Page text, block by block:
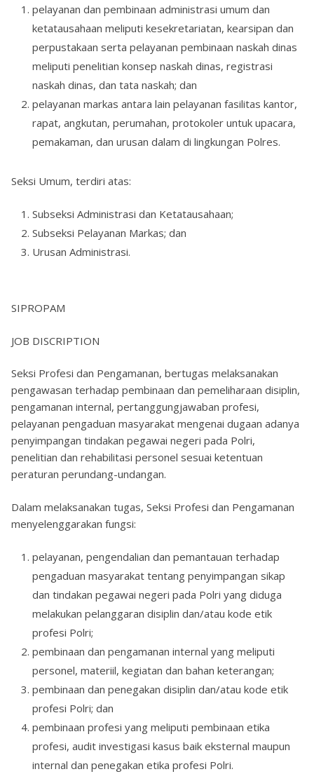
pelayanan dan pembinaan administrasi umum dan
ketatausahaan meliputi kesekretariatan, kearsipan dan
perpustakaan serta pelayanan pembinaan naskah dinas
meliputi penelitian konsep naskah dinas, registrasi
naskah dinas, dan tata naskah; dan
pelayanan markas antara lain pelayanan fasilitas kantor,
rapat, angkutan, perumahan, protokoler untuk upacara,
pemakaman, dan urusan dalam di lingkungan Polres.
Seksi Umum, terdiri atas:
Subseksi Administrasi dan Ketatausahaan;
Subseksi Pelayanan Markas; dan
Urusan Administrasi.
SIPROPAM
JOB DISCRIPTION
Seksi Profesi dan Pengamanan, bertugas melaksanakan
pengawasan terhadap pembinaan dan pemeliharaan disiplin,
pengamanan internal, pertanggungjawaban profesi,
pelayanan pengaduan masyarakat mengenai dugaan adanya
penyimpangan tindakan pegawai negeri pada Polri,
penelitian dan rehabilitasi personel sesuai ketentuan
peraturan perundang-undangan.
Dalam melaksanakan tugas, Seksi Profesi dan Pengamanan
menyelenggarakan fungsi:
pelayanan, pengendalian dan pemantauan terhadap
pengaduan masyarakat tentang penyimpangan sikap
dan tindakan pegawai negeri pada Polri yang diduga
melakukan pelanggaran disiplin dan/atau kode etik
profesi Polri;
pembinaan dan pengamanan internal yang meliputi
personel, materiil, kegiatan dan bahan keterangan;
pembinaan dan penegakan disiplin dan/atau kode etik
profesi Polri; dan
pembinaan profesi yang meliputi pembinaan etika
profesi, audit investigasi kasus baik eksternal maupun
internal dan penegakan etika profesi Polri.